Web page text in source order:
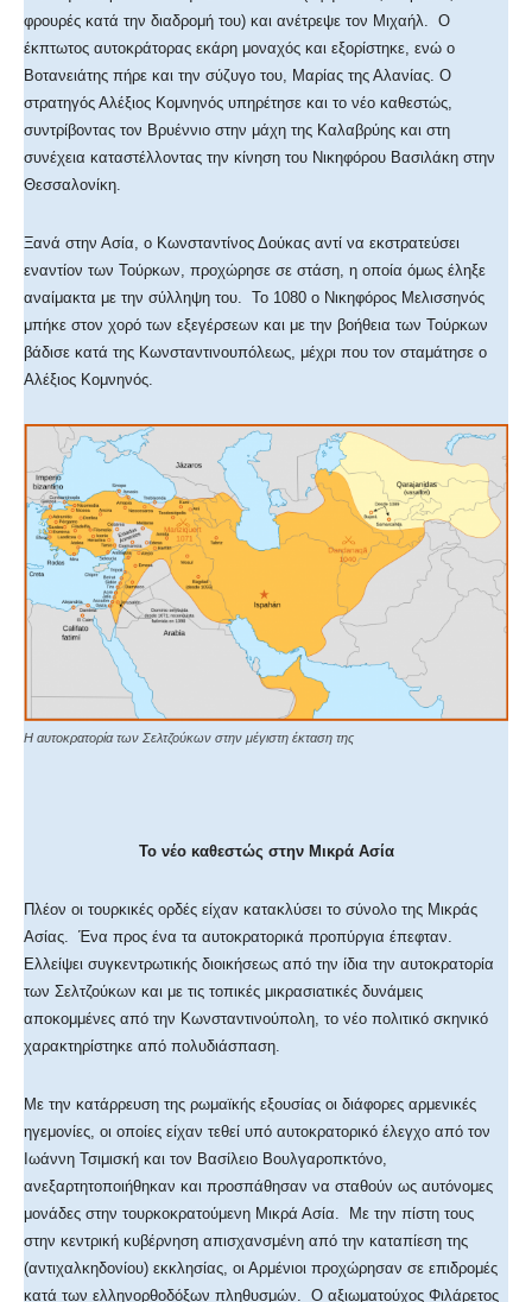
φρουρές κατά την διαδρομή του) και ανέτρεψε τον Μιχαήλ. Ο
έκπτωτος αυτοκράτορας εκάρη μοναχός και εξορίστηκε, ενώ ο
Βοτανειάτης πήρε και την σύζυγο του, Μαρίας της Αλανίας. Ο
στρατηγός Αλέξιος Κομνηνός υπηρέτησε και το νέο καθεστώς,
συντρίβοντας τον Βρυέννιο στην μάχη της Καλαβρύης και στη
συνέχεια καταστέλλοντας την κίνηση του Νικηφόρου Βασιλάκη στην
Θεσσαλονίκη.
Ξανά στην Ασία, ο Κωνσταντίνος Δούκας αντί να εκστρατεύσει
εναντίον των Τούρκων, προχώρησε σε στάση, η οποία όμως έληξε
αναίμακτα με την σύλληψη του. Το 1080 ο Νικηφόρος Μελισσηνός
μπήκε στον χορό των εξεγέρσεων και με την βοήθεια των Τούρκων
βάδισε κατά της Κωνσταντινουπόλεως, μέχρι που τον σταμάτησε ο
Αλέξιος Κομνηνός.
Η αυτοκρατορία των Σελτζούκων στην μέγιστη έκταση της
Το νέο καθεστώς στην Μικρά Ασία
Πλέον οι τουρκικές ορδές είχαν κατακλύσει το σύνολο της Μικράς
Ασίας. Ένα προς ένα τα αυτοκρατορικά προπύργια έπεφταν.
Ελλείψει συγκεντρωτικής διοικήσεως από την ίδια την αυτοκρατορία
των Σελτζούκων και με τις τοπικές μικρασιατικές δυνάμεις
αποκομμένες από την Κωνσταντινούπολη, το νέο πολιτικό σκηνικό
χαρακτηρίστηκε από πολυδιάσπαση.
Με την κατάρρευση της ρωμαϊκής εξουσίας οι διάφορες αρμενικές
ηγεμονίες, οι οποίες είχαν τεθεί υπό αυτοκρατορικό έλεγχο από τον
Ιωάννη Τσιμισκή και τον Βασίλειο Βουλγαροπκτόνο,
ανεξαρτητοποιήθηκαν και προσπάθησαν να σταθούν ως αυτόνομες
μονάδες στην τουρκοκρατούμενη Μικρά Ασία. Με την πίστη τους
στην κεντρική κυβέρνηση απισχανσμένη από την καταπίεση της
(αντιχαλκηδονίου) εκκλησίας, οι Αρμένιοι προχώρησαν σε επιδρομές
κατά των ελληνορθοδόξων πληθυσμών. Ο αξιωματούχος Φιλάρετος